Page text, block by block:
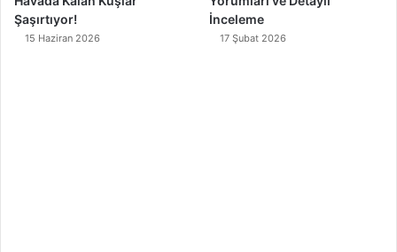
Şaşırtıyor!
15 Haziran 2026
İnceleme
17 Şubat 2026